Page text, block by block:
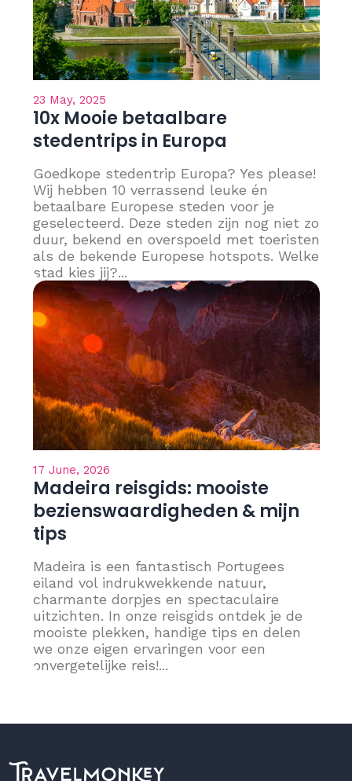
23 May, 2025
10x Mooie betaalbare
stedentrips in Europa
Goedkope stedentrip Europa? Yes please!
Wij hebben 10 verrassend leuke én
betaalbare Europese steden voor je
geselecteerd. Deze steden zijn nog niet zo
duur, bekend en overspoeld met toeristen
als de bekende Europese hotspots. Welke
stad kies jij?...
17 June, 2026
Madeira reisgids: mooiste
bezienswaardigheden & mijn
tips
Madeira is een fantastisch Portugees
eiland vol indrukwekkende natuur,
charmante dorpjes en spectaculaire
uitzichten. In onze reisgids ontdek je de
mooiste plekken, handige tips en delen
we onze eigen ervaringen voor een
onvergetelijke reis!...